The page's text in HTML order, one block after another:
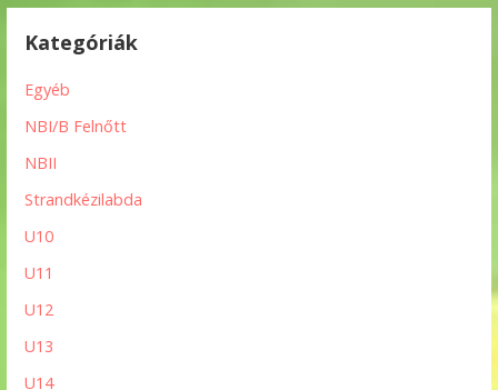
Kategóriák
Egyéb
NBI/B Felnőtt
NBII
Strandkézilabda
U10
U11
U12
U13
U14